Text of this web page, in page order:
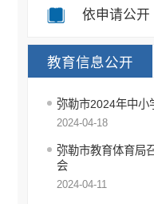
办事统计
应急预案
税收管理信息公开
环境保护信息公开
财政信息公开
依申请公开
教育信息公开
弥勒市2024年中小
2024-04-18
弥勒市教育体育局
会
2024-04-11